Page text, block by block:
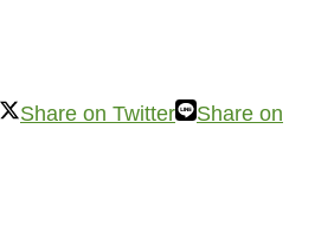
Share on Twitter
Share on